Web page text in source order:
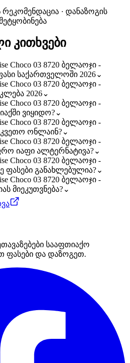
· დანაზოგის
კითხვები
Choco 03 8720 ბელაოჯი -
საქართველოში 2026⌄
Choco 03 8720 ბელაოჯი -
2026⌄
Choco 03 8720 ბელაოჯი -
ვიყიდო?⌄
Choco 03 8720 ბელაოჯი -
ონლაინ?⌄
Choco 03 8720 ბელაოჯი -
იაფი ალტერნატივა?⌄
Choco 03 8720 ბელაოჯი -
ფასები განახლებულია?⌄
Choco 03 8720 ბელაოჯი -
მიეკუთვნება?⌄
სააფთიაქო
ფასები და დაზოგეთ.